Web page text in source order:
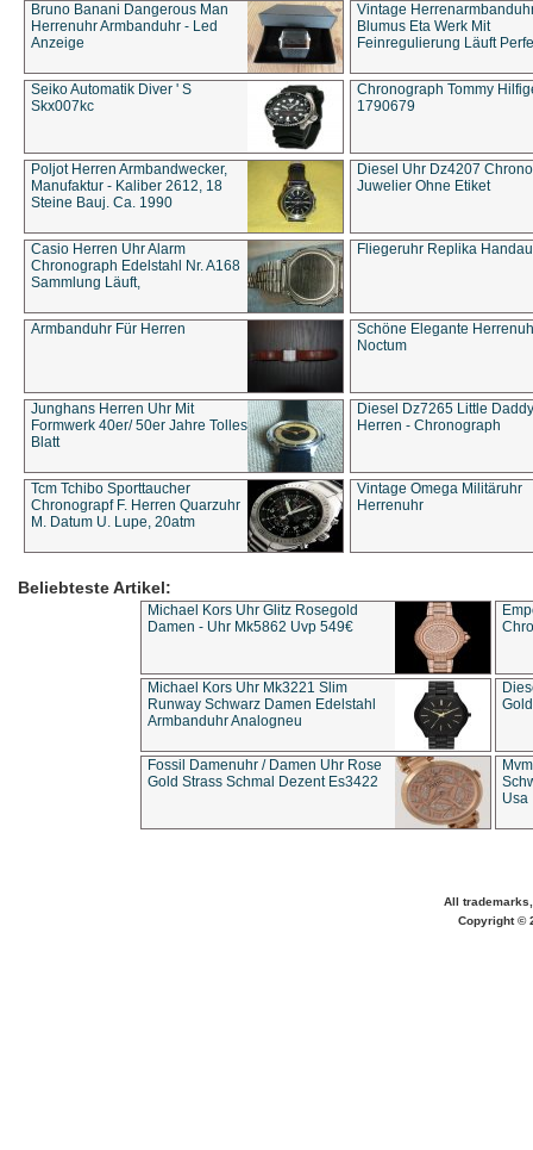
Bruno Banani Dangerous Man
Herrenuhr Armbanduhr - Led
Anzeige
Vintage
Blumus Eta Werk Mit
Feinregulierung Läuft
Seiko Automatik Diver ' S
Skx007kc
Chronograph Tommy
1790679
Poljot Herren Armbandwecker,
Manufaktur - Kaliber 2612, 18
Steine Bauj. Ca. 1990
Diesel Uhr Dz4207
Juwelier Ohne Etiket
Casio Herren Uhr Alarm
Chronograph Edelstahl Nr. A168
Sammlung Läuft,
Fliegeruhr Replika
Armbanduhr Für Herren
Schöne Elegante
Noctum
Junghans Herren Uhr Mit
Formwerk 40er/ 50er Jahre Tolles
Blatt
Diesel Dz7265 Little Daddy
Herren - Chronograph
Tcm Tchibo Sporttaucher
Chronograpf F. Herren Quarzuhr
M. Datum U. Lupe, 20atm
Vintage Omega Militäruhr
Herrenuhr
Beliebteste Artikel:
Michael Kors Uhr Glitz Rosegold
Damen - Uhr Mk5862 Uvp 549€
Michael Kors Uhr Mk3221 Slim
Runway Schwarz Damen Edelstahl
Armbanduhr Analogneu
Fossil Damenuhr / Damen Uhr Rose
Gold Strass Schmal Dezent Es3422
Usa
All
Copyright ©